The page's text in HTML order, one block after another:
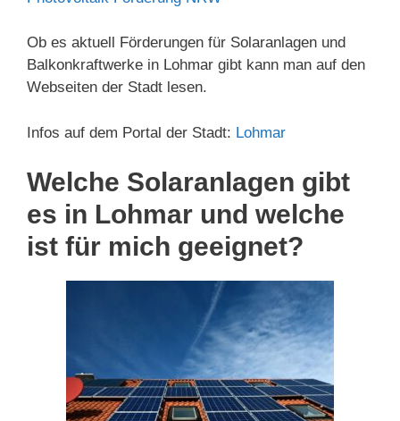
Ob es aktuell Förderungen für Solaranlagen und
Balkonkraftwerke in Lohmar gibt kann man auf den
Webseiten der Stadt lesen.
Infos auf dem Portal der Stadt: Lohmar
Welche Solaranlagen gibt
es in Lohmar und welche
ist für mich geeignet?